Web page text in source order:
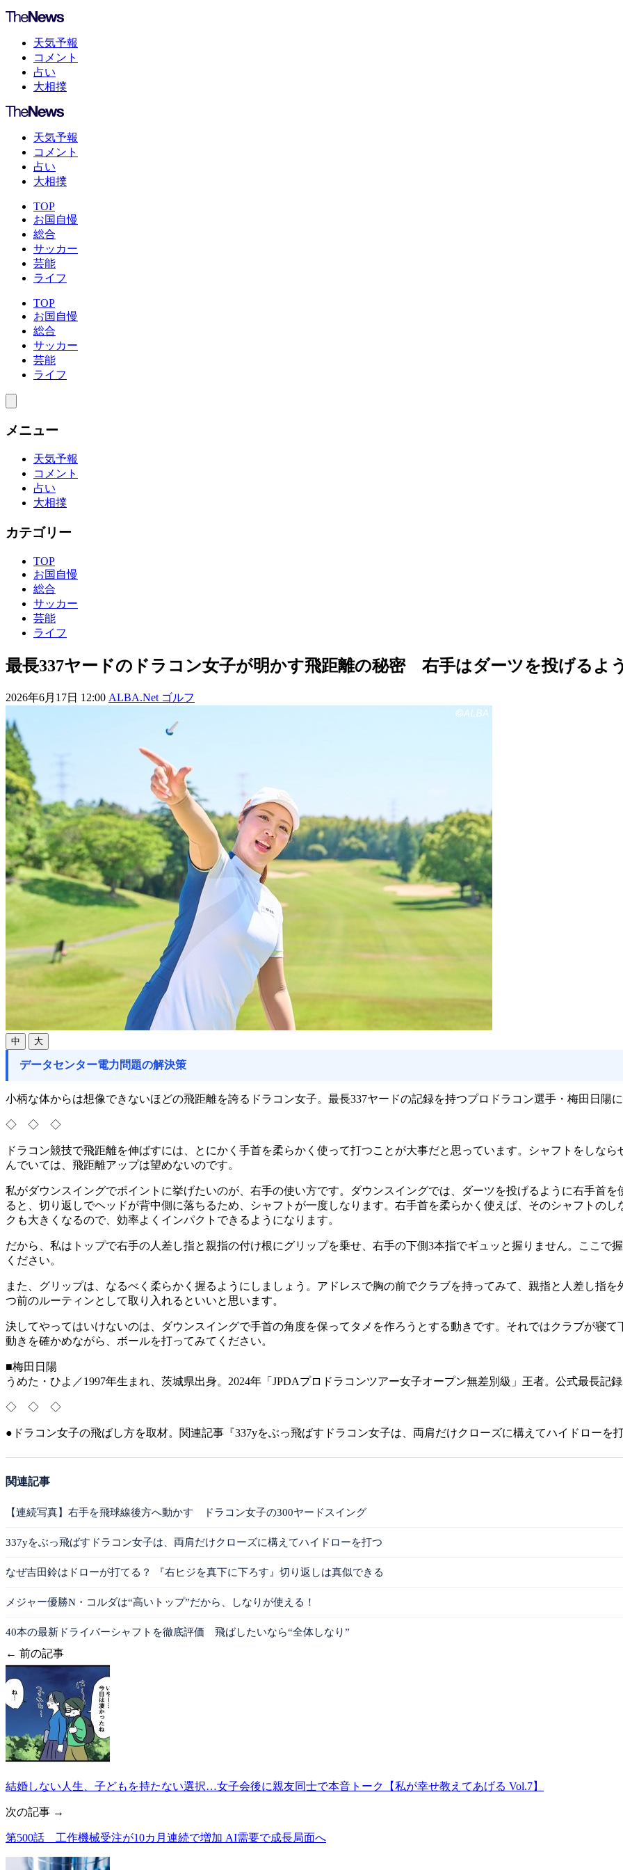
天気予報
コメント
占い
大相撲
天気予報
コメント
占い
大相撲
TOP
お国自慢
総合
サッカー
芸能
ライフ
TOP
お国自慢
総合
サッカー
芸能
ライフ
メニュー
天気予報
コメント
占い
大相撲
カテゴリー
TOP
お国自慢
総合
サッカー
芸能
ライフ
最長337ヤードのドラコン女子が明かす飛距離の秘密 右手はダーツを投げるよ
2026年6月17日 12:00 ALBA.Net ゴルフ
中 大
データセンター電力問題の解決策
小柄な体からは想像できないほどの飛距離を誇るドラコン女子。最長337ヤードの記録を持つプロドラコン選手・梅田日陽
◇ ◇ ◇
ドラコン競技で飛距離を伸ばすには、とにかく手首を柔らかく使って打つことが大事だと思っています。シャフトをしな
んでいては、飛距離アップは望めないのです。
私がダウンスイングでポイントに挙げたいのが、右手の使い方です。ダウンスイングでは、ダーツを投げるように右手首
ると、切り返しでヘッドが背中側に落ちるため、シャフトが一度しなります。右手首を柔らかく使えば、そのシャフトの
クも大きくなるので、効率よくインパクトできるようになります。
だから、私はトップで右手の人差し指と親指の付け根にグリップを乗せ、右手の下側3本指でギュッと握りません。ここで
ください。
また、グリップは、なるべく柔らかく握るようにしましょう。アドレスで胸の前でクラブを持ってみて、親指と人差し指
つ前のルーティンとして取り入れるといいと思います。
決してやってはいけないのは、ダウンスイングで手首の角度を保ってタメを作ろうとする動きです。それではクラブが寝
動きを確かめながら、ボールを打ってみてください。
■梅田日陽
うめた・ひよ／1997年生まれ、茨城県出身。2024年「JPDAプロドラコンツアー女子オープン無差別級」王者。公式最長記録
◇ ◇ ◇
●ドラコン女子の飛ばし方を取材。関連記事『337yをぶっ飛ばすドラコン女子は、両肩だけクローズに構えてハイドローを
関連記事
【連続写真】右手を飛球線後方へ動かす ドラコン女子の300ヤードスイング
337yをぶっ飛ばすドラコン女子は、両肩だけクローズに構えてハイドローを打つ
なぜ吉田鈴はドローが打てる？ 『右ヒジを真下に下ろす』切り返しは真似できる
メジャー優勝N・コルダは“高いトップ”だから、しなりが使える！
40本の最新ドライバーシャフトを徹底評価 飛ばしたいなら“全体しなり”
← 前の記事
結婚しない人生、子どもを持たない選択…女子会後に親友同士で本音トーク【私が幸せ教えてあげる Vol.7】
次の記事 →
第500話 工作機械受注が10カ月連続で増加 AI需要で成長局面へ